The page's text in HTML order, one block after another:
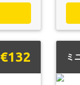
€132 ミ